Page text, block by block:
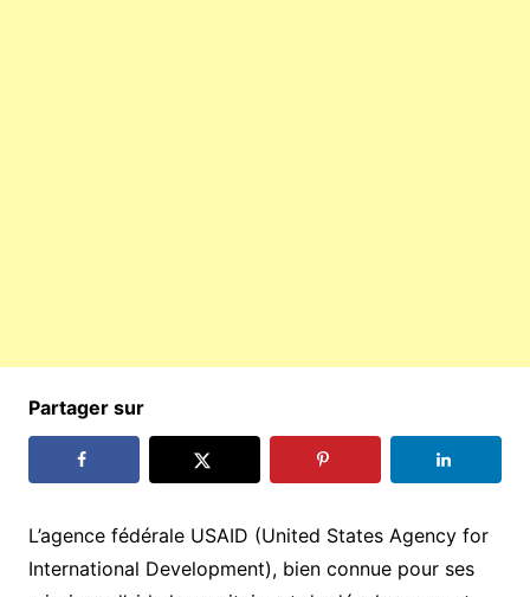
Partager sur
L’agence fédérale USAID (United States Agency for
International Development), bien connue pour ses